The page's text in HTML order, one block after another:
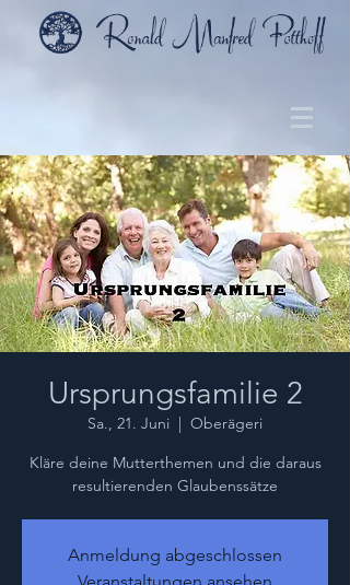
Ursprungsfamilie 2
Sa., 21. Juni
  |
Oberägeri
Kläre deine Mutterthemen und die daraus
resultierenden Glaubenssätze
Anmeldung abgeschlossen